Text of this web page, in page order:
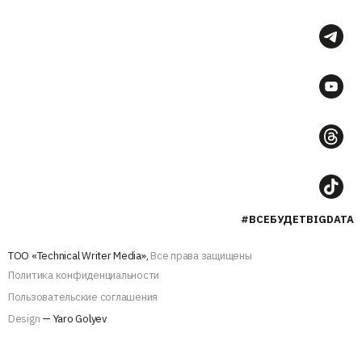
#ВСЕБУДЕТBIGDATA
ТОО «Technical Writer Media», Все права защищены
Политика конфиденциальности
Пользовательские соглашения
Design — Yaro Golyev